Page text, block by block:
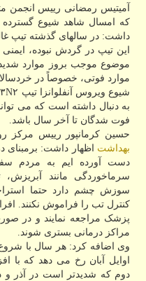
آمیتیس رمضانی رییس انجمن
این تیپ در گردش نبوده،
موضوع موجب بروز موارد
موارد فوتی، خصوصاً در
به دنبال داشته است که می
فوت شدگان تا آخر سال باشد.
حسین کرمانپور رییس مرکز
بهداشت اظهار داشت: برمبنای
دست آورده ایم به مردم
سرماخوردگی مانند
سوزش چشم دارد حتما
کنترل تب را فراموش نکنند.
پزشک مراجعه نمایند و در
مراکز درمانی بستری شوند.
وی اضافه کرد: هر سال با
اوایل آبان رخ می دهد که با
دوم که شدیدتر است در آذر